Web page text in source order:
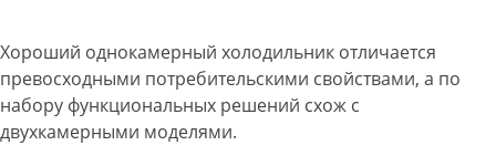
Хороший однокамерный холодильник отличается
превосходными потребительскими свойствами, а по
набору функциональных решений схож с
двухкамерными моделями.